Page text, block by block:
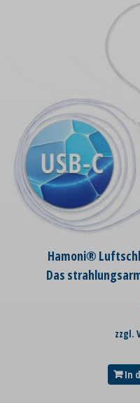
Hamoni®
Das
zzgl.
In